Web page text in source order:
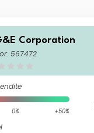
Corporation
567472
0% +50%